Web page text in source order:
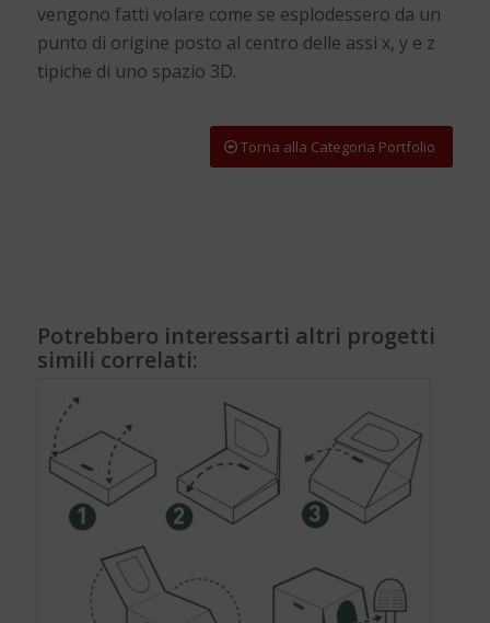
vengono fatti volare come se esplodessero da un
punto di origine posto al centro delle assi x, y e z
tipiche di uno spazio 3D.
Torna alla Categoria Portfolio
Potrebbero interessarti altri progetti
simili correlati: